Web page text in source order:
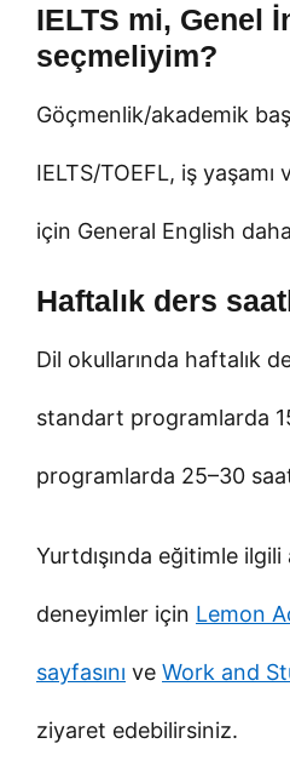
IELTS mi, Genel
seçmeliyim?
Göçmenlik/akademik
IELTS/TOEFL, iş yaşamı
için General English
Haftalık ders
Dil okullarında haftalık
standart programlarda
programlarda 25–30 saat
Yurtdışında eğitimle ilgili
deneyimler için Lemon
sayfasını ve Work and
ziyaret edebilirsiniz.